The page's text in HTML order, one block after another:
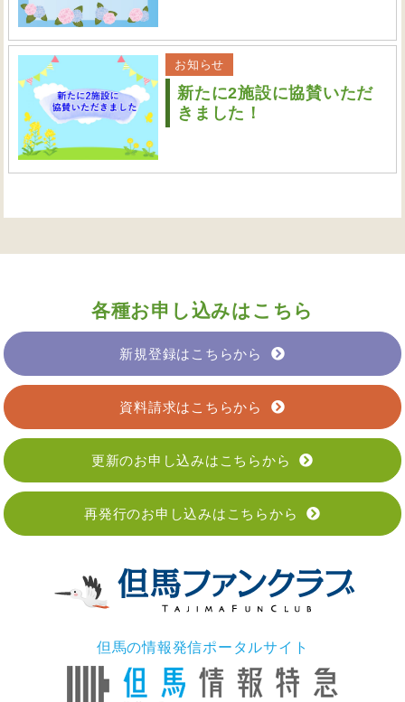
お知らせ
新たに2施設に協賛いただ
きました！
各種お申し込みはこちら
新規登録はこちらから
資料請求はこちらから
更新のお申し込みはこちらから
再発行のお申し込みはこちらから
但馬の情報発信ポータルサイト